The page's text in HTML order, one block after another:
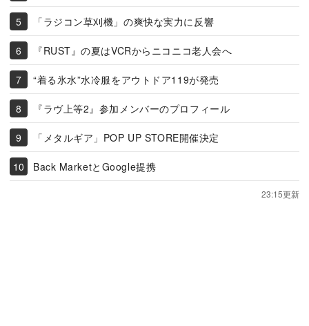
「ラジコン草刈機」の爽快な実力に反響
『RUST』の夏はVCRからニコニコ老人会へ
“着る氷水”水冷服をアウトドア119が発売
『ラヴ上等2』参加メンバーのプロフィール
「メタルギア」POP UP STORE開催決定
Back MarketとGoogle提携
23:15更新